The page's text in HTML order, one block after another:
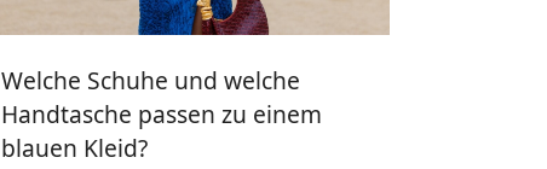
Welche Schuhe und welche
Handtasche passen zu einem
blauen Kleid?